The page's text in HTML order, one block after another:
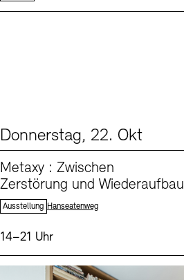
Donnerstag, 22. Okt
Metaxy : Zwischen
Zerstörung und Wiederaufbau
Ausstellung
Standort: Hanseatenweg
Uhrzeit:
14–21 Uhr